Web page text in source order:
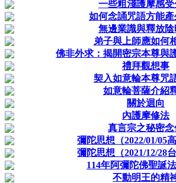
一些粗淺護摩感
如何念誦咒語方能
無邊業識與釋放
弟子與上師應如何
佛非外求：揭開密宗本尊與
禮拜觀想事
契入如意輪本尊咒
如意輪菩薩介紹
關於迴向
內護摩修法
真言宗之秘密念
彌陀思想（2022/01/05
彌陀思想（2021/12/28
114年阿彌陀佛聖誕
不動明王的精